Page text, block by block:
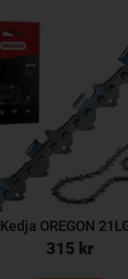
Kedja OREGON
315 kr